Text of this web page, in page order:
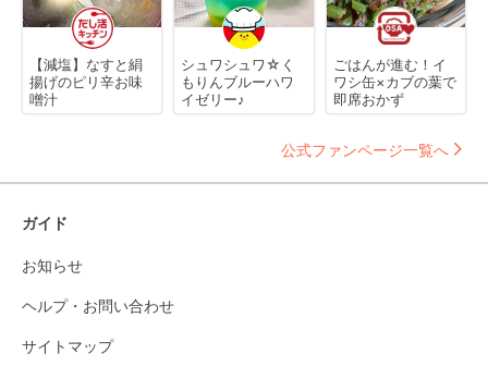
【減塩】なすと絹
揚げのピリ辛お味
噌汁
シュワシュワ☆く
もりんブルーハワ
イゼリー♪
ごはんが進む！イ
ワシ缶×カブの葉で
即席おかず
公式ファンページ一覧へ
ガイド
お知らせ
ヘルプ・お問い合わせ
サイトマップ